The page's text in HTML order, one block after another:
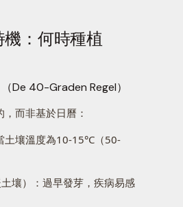
機：何時種植
De 40-Graden Regel）
而非基於日曆：
土壤溫度為10-15°C（50-
壤）：過早發芽，疾病易感